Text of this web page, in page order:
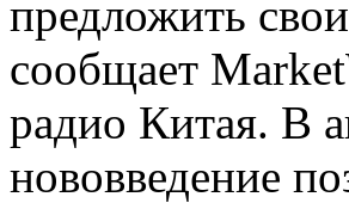
предложить
сообщает
радио Китая. В
нововведение